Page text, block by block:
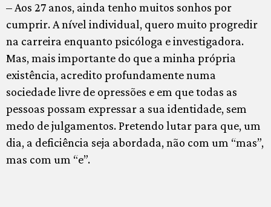
– Aos 27 anos, ainda tenho muitos sonhos por
cumprir. A nível individual, quero muito progredir
na carreira enquanto psicóloga e investigadora.
Mas, mais importante do que a minha própria
existência, acredito profundamente numa
sociedade livre de opressões e em que todas as
pessoas possam expressar a sua identidade, sem
medo de julgamentos. Pretendo lutar para que, um
dia, a deficiência seja abordada, não com um “mas”,
mas com um “e”.